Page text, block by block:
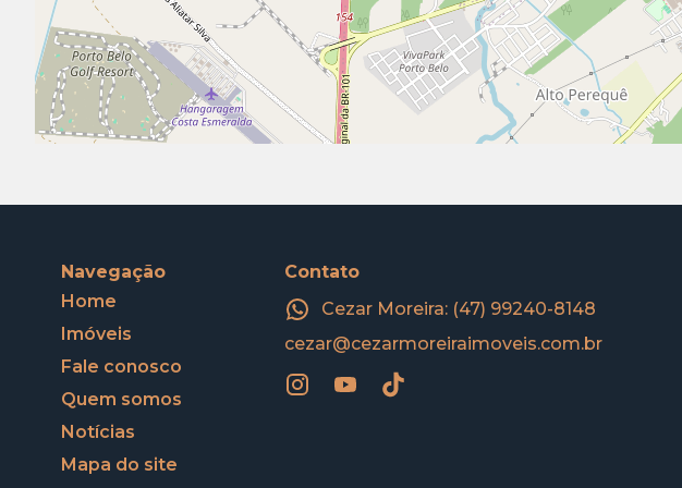
Navegação
Home
Imóveis
Fale conosco
Quem somos
Notícias
Mapa do site
Contato
Cezar Moreira: (47) 99240-8148
cezar@cezarmoreiraimoveis.com.br